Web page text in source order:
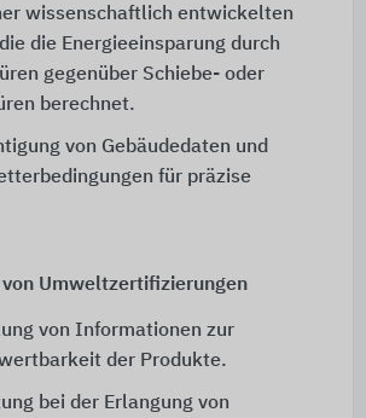
wissenschaftlich entwickelten
die Energieeinsparung durch
gegenüber Schiebe- oder
berechnet.
von Gebäudedaten und
für präzise
Umweltzertifizierungen
von Informationen zur
der Produkte.
bei der Erlangung von